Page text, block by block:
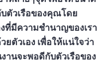
ตัวเรือของคุณโดย
ที่มีความชำนาญของเรา
ตัวเอง เพื่อให้แน่ใจว่า
านจะพอดีกับตัวเรือของ